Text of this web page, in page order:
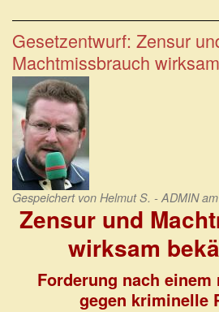
Deutschland?
Gesetzesstaat
ist
zutreffender!
Gesetzentwurf: Zensur
Machtmissbrauch
Gespeichert von Helmut S. - ADMINam
Zensur und
wirksam
Forderung nach einem
gegen kriminelle